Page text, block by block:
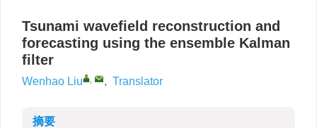
Tsunami wavefield reconstruction and
forecasting using the ensemble Kalman
filter
Wenhao Liu , , Translator
摘要